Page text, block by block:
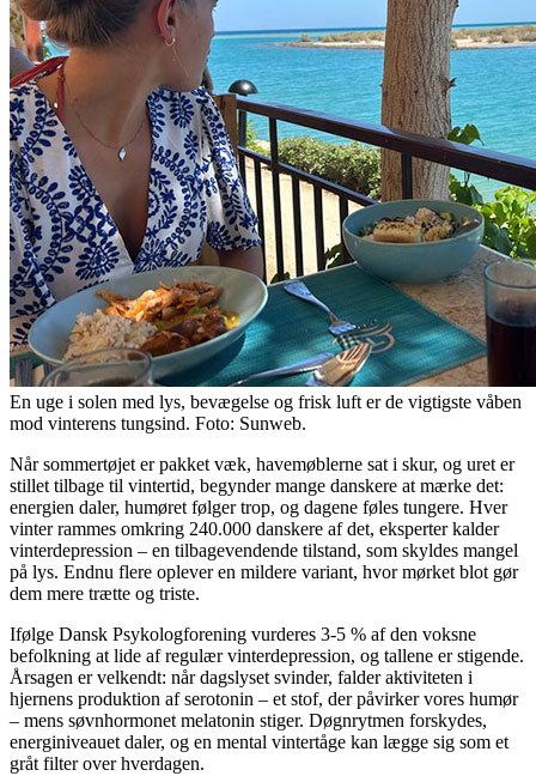
En uge i solen med lys, bevægelse og frisk luft er de vigtigste våben
mod vinterens tungsind. Foto: Sunweb.
Når sommertøjet er pakket væk, havemøblerne sat i skur, og uret er
stillet tilbage til vintertid, begynder mange danskere at mærke det:
energien daler, humøret følger trop, og dagene føles tungere. Hver
vinter rammes omkring 240.000 danskere af det, eksperter kalder
vinterdepression – en tilbagevendende tilstand, som skyldes mangel
på lys. Endnu flere oplever en mildere variant, hvor mørket blot gør
dem mere trætte og triste.
Ifølge Dansk Psykologforening vurderes 3-5 % af den voksne
befolkning at lide af regulær vinterdepression, og tallene er stigende.
Årsagen er velkendt: når dagslyset svinder, falder aktiviteten i
hjernens produktion af serotonin – et stof, der påvirker vores humør
– mens søvnhormonet melatonin stiger. Døgnrytmen forskydes,
energiniveauet daler, og en mental vintertåge kan lægge sig som et
gråt filter over hverdagen.